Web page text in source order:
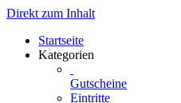
Direkt zum Inhalt
Startseite
Kategorien
Gutscheine
Eintritte